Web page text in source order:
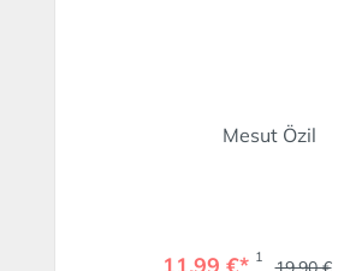
Mesut Özil
1